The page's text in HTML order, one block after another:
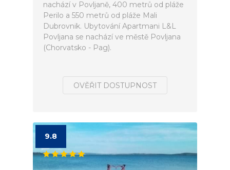
nachází v Povljaně, 400 metrů od pláže
Perilo a 550 metrů od pláže Mali
Dubrovnik. Ubytování Apartmani L&L
Povljana se nachází ve městě Povljana
(Chorvatsko - Pag).
OVĚŘIT DOSTUPNOST
9.8